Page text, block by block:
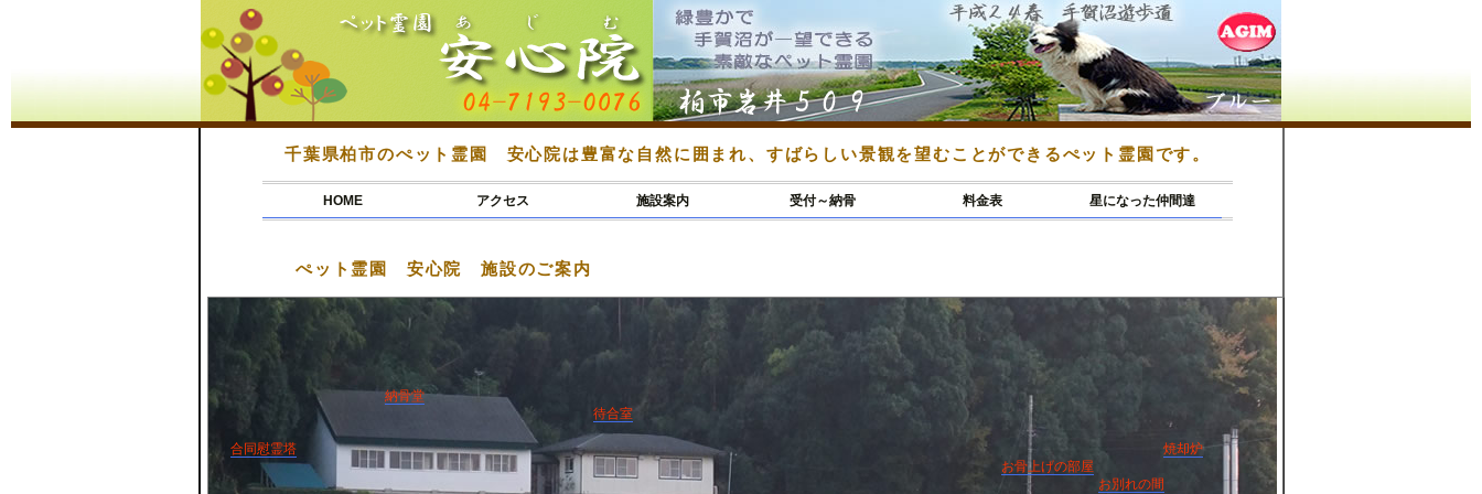
千葉県柏市のぺット霊園 安心院は豊富な自然に囲まれ、すばらしい景観を望むことができるぺット霊園です。
HOME アクセス 施設案内 受付～納骨 料金表 星になった仲間達
ぺット霊園 安心院 施設のご案内
納骨堂
待合室
合同慰霊塔
焼却炉
お骨上げの部屋
お別れの間